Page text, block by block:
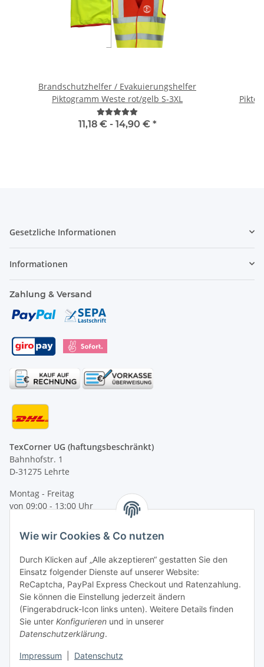
Brandschutzhelfer / Evakuierungshelfer
Piktogramm Weste rot/gelb S-3XL
11,18 € - 14,90 € *
Gesetzliche Informationen
Informationen
Zahlung & Versand
TexCorner UG (haftungsbeschränkt)
Bahnhofstr. 1
D-31275 Lehrte
Montag - Freitag
von 09:00 - 13:00 Uhr
Tel: +49 (0) 5132 8230689
E-Mail:mail@texcorner.de
Wie wir Cookies & Co nutzen
Durch Klicken auf „Alle akzeptieren“ gestatten Sie den
Einsatz folgender Dienste auf unserer Website:
ReCaptcha, PayPal Express Checkout und Ratenzahlung.
Sie können die Einstellung jederzeit ändern
(Fingerabdruck-Icon links unten). Weitere Details finden
Sie unter Konfigurieren und in unserer
Datenschutzerklärung.
Impressum Datenschutz